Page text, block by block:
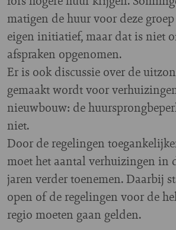
matigen de huur voor deze
eigen initiatief, maar dat is niet
afspraken opgenomen.
Er is ook discussie over de
gemaakt wordt voor
nieuwbouw: de
niet.
Door de regelingen
moet het aantal verhuizingen in
jaren verder toenemen. Daarbij
open of de regelingen voor de
regio moeten gaan gelden.